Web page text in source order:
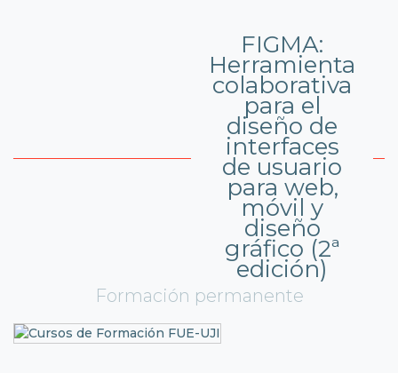
FIGMA:
Herramienta
colaborativa
para el
diseño de
interfaces
de usuario
para web,
móvil y
diseño
gráfico (2ª
edición)
Formación permanente